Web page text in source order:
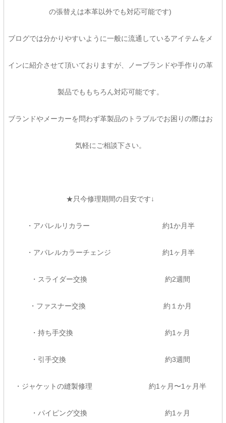
の張替えは本革以外でも対応可能です)
ブログでは分かりやすいように一般に流通しているアイテムをメ
インに紹介させて頂いておりますが、ノーブランドや手作りの革
製品でももちろん対応可能です。
ブランドやメーカーを問わず革製品のトラブルでお困りの際はお
気軽にご相談下さい。
★只今修理期間の目安です↓
・アパレルリカラー 約1か月半
・アパレルカラーチェンジ 約1ヶ月半
・スライダー交換 約2週間
・ファスナー交換 約１か月
・持ち手交換 約1ヶ月
・引手交換 約3週間
・ジャケットの縫製修理 約1ヶ月〜1ヶ月半
・パイピング交換 約1ヶ月